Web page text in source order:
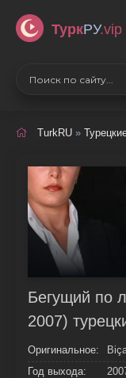
ТуркРУ.vip
TurkRU »
Бегущий по
2007)
Оригинальное:
Год выхода: